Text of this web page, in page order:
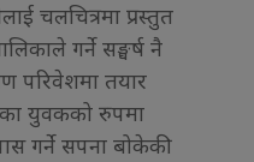
चलचित्रमा प्रस्तुत
गर्ने सङ्घर्ष नै
परिवेशमा तयार
युवकको रुपमा
गर्ने सपना बोकेकी